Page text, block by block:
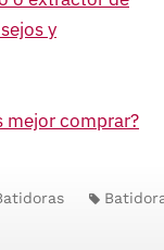
y
mejor comprar?